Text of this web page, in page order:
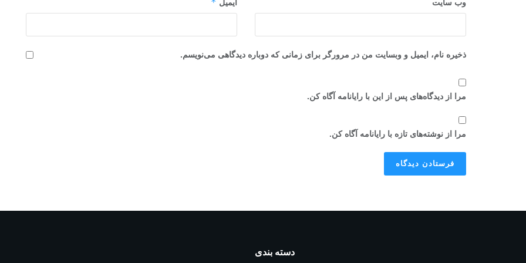
ایمیل وب‌ سایت
ذخیره نام، ایمیل و وبسایت من در مرورگر برای زمانی که دوباره دیدگاهی می‌نویسم.
مرا از دیدگاه‌های پس از این با رایانامه آگاه کن.
مرا از نوشته‌های تازه با رایانامه آگاه کن.
دسته بندی